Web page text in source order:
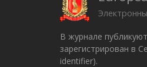
В журнале
зарегистрирован в
identifier).